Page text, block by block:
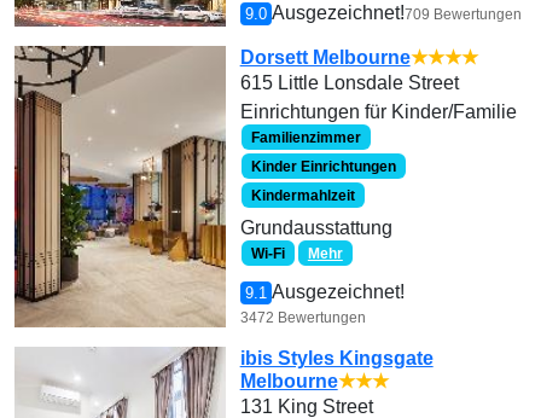
9.0 Ausgezeichnet!709 Bewertungen
Dorsett Melbourne★★★★
615 Little Lonsdale Street
Einrichtungen für Kinder/Familie
Familienzimmer
Kinder Einrichtungen
Kindermahlzeit
Grundausstattung
Wi-Fi Mehr
9.1 Ausgezeichnet!
3472 Bewertungen
ibis Styles Kingsgate
Melbourne★★★
131 King Street